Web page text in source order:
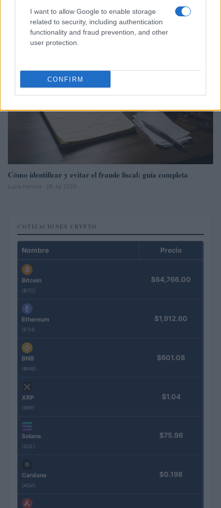
I want to allow Google to enable storage
related to security, including authentication
functionality and fraud prevention, and other
user protection.
CONFIRM
Diego Martín · 2 Ago 2026
Cómo identificar y evitar el fraude fiscal: guía completa
Lucía Herrera · 26 Jul 2026
COTIZACIONES CRYPTO
Nombre Precio
Bitcoin
(BTC)
$64,766.00
Ethereum
(ETH)
$1,912.60
BNB
(BNB)
$601.08
XRP
(XRP)
$1.04
Solana
(SOL)
$75.96
Cardano
(ADA)
$0.198